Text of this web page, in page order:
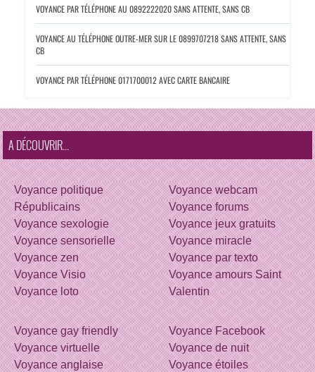
VOYANCE PAR TÉLÉPHONE AU 0892222020SANS ATTENTE, SANS CB
VOYANCE AU TÉLÉPHONE OUTRE-MER SUR LE 0899707218SANS ATTENTE, SANS
CB
VOYANCE PAR TÉLÉPHONE 0171700012AVEC CARTE BANCAIRE
A DÉCOUVRIR...
Voyance politique
Républicains
Voyance sexologie
Voyance sensorielle
Voyance zen
Voyance Visio
Voyance loto
Voyance webcam
Voyance forums
Voyance jeux gratuits
Voyance miracle
Voyance par texto
Voyance amours Saint
Valentin
Voyance gay friendly
Voyance virtuelle
Voyance anglaise
Voyance Facebook
Voyance de nuit
Voyance étoiles